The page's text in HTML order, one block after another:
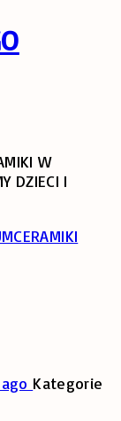
W
DZIECI I
Kategorie